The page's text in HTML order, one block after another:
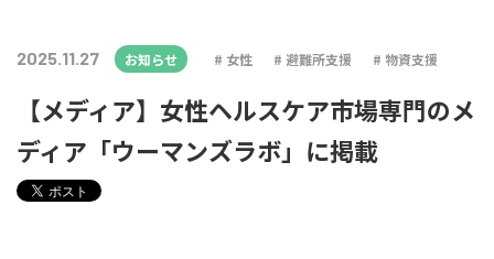
2025.11.27 お知らせ 女性 避難所支援 物資支援
【メディア】女性ヘルスケア市場専門のメ
ディア「ウーマンズラボ」に掲載